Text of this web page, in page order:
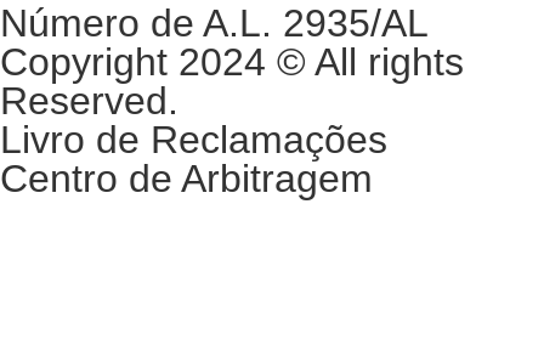
Número de A.L. 2935/AL
Copyright 2024 © All rights
Reserved.
Livro de Reclamações
Centro de Arbitragem